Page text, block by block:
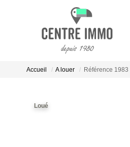
Accueil A louer Référence 1983
Loué